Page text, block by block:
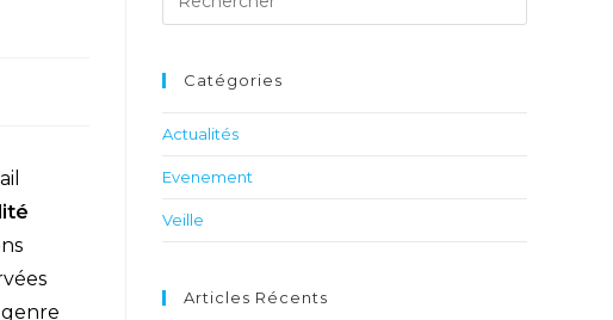
Catégories
Actualités
Evenement
Veille
Articles Récents